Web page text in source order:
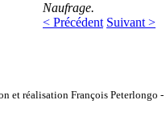
Naufrage.
< Précédent Suivant >
et réalisation François Peterlongo -